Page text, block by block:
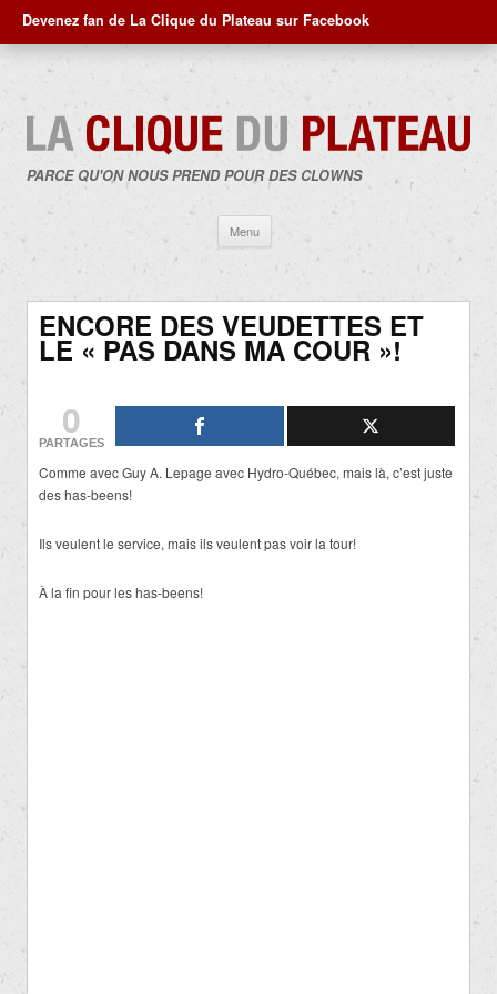
Devenez fan de La Clique du Plateau sur Facebook
PARCE QU'ON NOUS PREND POUR DES CLOWNS
Menu
contenu
ENCORE DES VEUDETTES ET
LE « PAS DANS MA COUR »!
0
PARTAGES
Comme avec Guy A. Lepage avec Hydro-Québec, mais là, c’est juste
des has-beens!
Ils veulent le service, mais ils veulent pas voir la tour!
À la fin pour les has-beens!